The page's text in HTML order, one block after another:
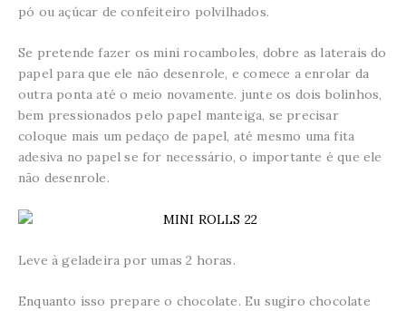
pó ou açúcar de confeiteiro polvilhados.
Se pretende fazer os mini rocamboles, dobre as laterais do
papel para que ele não desenrole, e comece a enrolar da
outra ponta até o meio novamente. junte os dois bolinhos,
bem pressionados pelo papel manteiga, se precisar
coloque mais um pedaço de papel, até mesmo uma fita
adesiva no papel se for necessário, o importante é que ele
não desenrole.
Leve à geladeira por umas 2 horas.
Enquanto isso prepare o chocolate. Eu sugiro chocolate